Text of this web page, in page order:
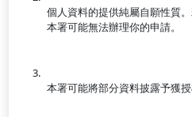
個人資料的提供純屬自願性質
本署可能無法辦理你的申請。
本署可能將部分資料披露予獲授